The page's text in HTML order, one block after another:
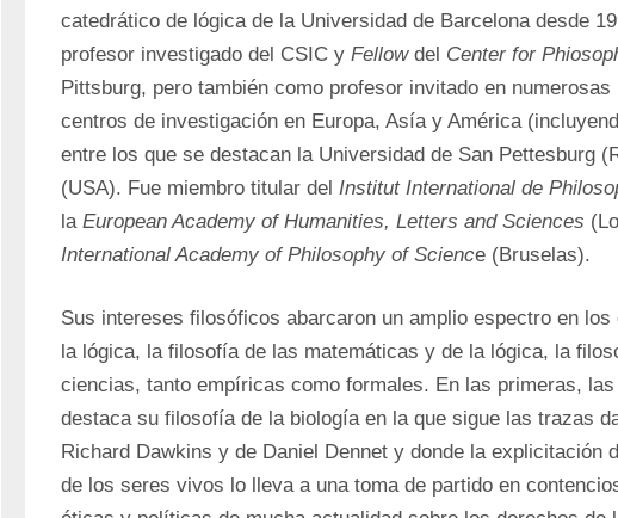
catedrático de lógica de la Universidad de Barcelona desde
profesor investigado del CSIC y Fellow del Center for
Pittsburg, pero también como profesor invitado en
centros de investigación en Europa, Asía y América
entre los que se destacan la Universidad de San Pettesburg
(USA). Fue miembro titular del Institut International de
la European Academy of Humanities, Letters and Sciences
International Academy of Philosophy of Science (Bruselas).
Sus intereses filosóficos abarcaron un amplio espectro en los
la lógica, la filosofía de las matemáticas y de la lógica, la
ciencias, tanto empíricas como formales. En las primeras,
destaca su filosofía de la biología en la que sigue las trazas
Richard Dawkins y de Daniel Dennet y donde la explicitación
de los seres vivos lo lleva a una toma de partido en